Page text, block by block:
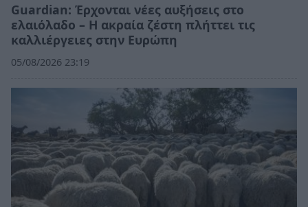
Guardian: Έρχονται νέες αυξήσεις στο
ελαιόλαδο – Η ακραία ζέστη πλήττει τις
καλλιέργειες στην Ευρώπη
05/08/2026 23:19